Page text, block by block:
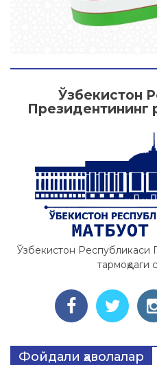
Ўзбекистон
Президентининг
Ўзбекистон Республикаси
тармоқдаги
Фойдали ҳаволалар